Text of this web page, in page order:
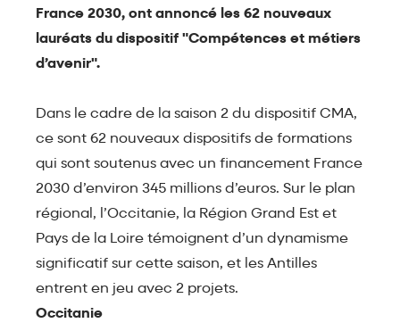
France 2030, ont annoncé les 62 nouveaux
lauréats du dispositif "Compétences et métiers
d’avenir".
Dans le cadre de la saison 2 du dispositif CMA,
ce sont 62 nouveaux dispositifs de formations
qui sont soutenus avec un financement France
2030 d’environ 345 millions d’euros. Sur le plan
régional, l’Occitanie, la Région Grand Est et
Pays de la Loire témoignent d’un dynamisme
significatif sur cette saison, et les Antilles
entrent en jeu avec 2 projets.
Occitanie